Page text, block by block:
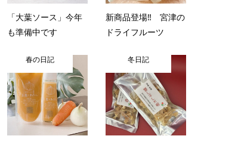
「大葉ソース」今年
も準備中です
新商品登場‼ 宮津の
ドライフルーツ
春の日記 冬日記